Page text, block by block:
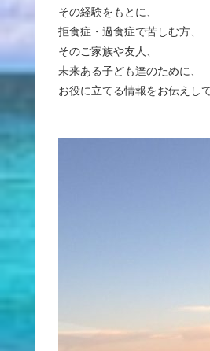
その経験をもとに、
拒食症・過食症で苦しむ方、
そのご家族や友人、
未来ある子ども達のために、
お役に立てる情報をお伝えし